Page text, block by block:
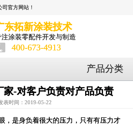
官方网站！
东拓新涂装技术
注涂装零配件开发与制造
400-673-4913
产品分类
家-对客户负责对产品负责
表时间：2019-05-22
，是身负着很大的压力，只有有压力才